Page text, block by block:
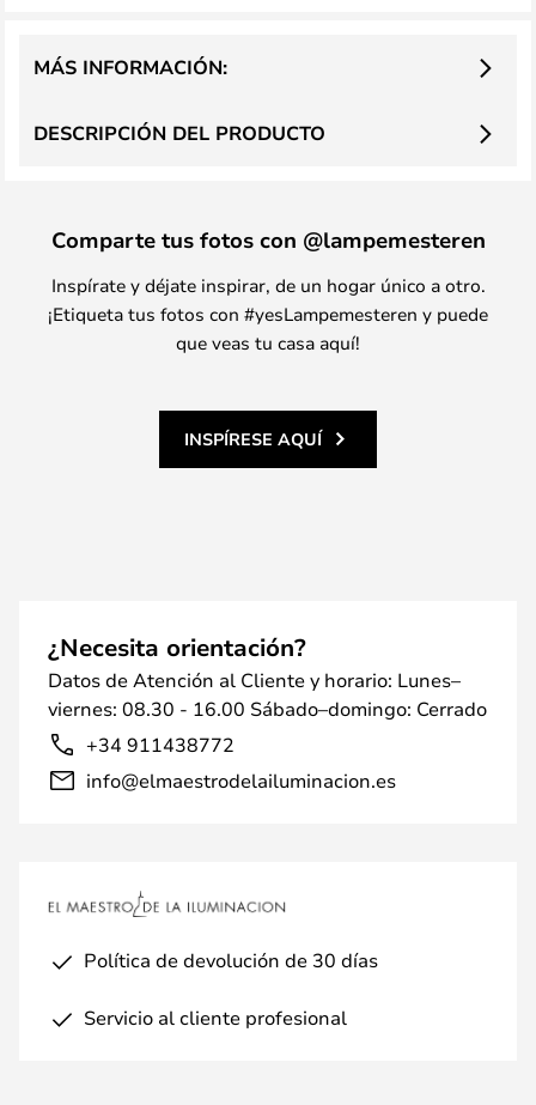
DESCRIPCIÓN DEL PRODUCTO
MÁS INFORMACIÓN:
Comparte tus fotos con @lampemesteren
Inspírate y déjate inspirar, de un hogar único a otro.
¡Etiqueta tus fotos con #yesLampemesteren y puede
que veas tu casa aquí!
INSPÍRESE AQUÍ
¿Necesita orientación?
Datos de Atención al Cliente y horario: Lunes–
viernes: 08.30 - 16.00 Sábado–domingo: Cerrado
+34 911438772
info@elmaestrodelailuminacion.es
Política de devolución de 30 días
Servicio al cliente profesional